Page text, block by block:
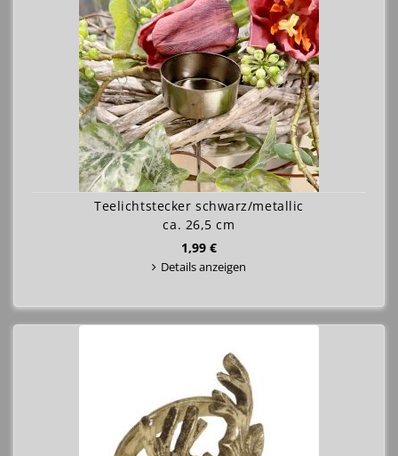
Teelichtstecker schwarz/metallic
ca. 26,5 cm
1,99 €
Details anzeigen